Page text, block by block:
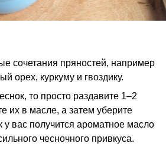
сочетания пряностей, например
орех, куркуму и гвоздику.
то просто раздавите 1–2
их в масле, а затем уберите
у вас получится ароматное масло
чесночного привкуса.